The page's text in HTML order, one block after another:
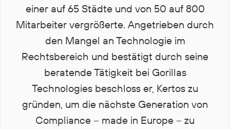
einer auf 65 Städte und von 50 auf 800
Mitarbeiter vergrößerte. Angetrieben durch
den Mangel an Technologie im
Rechtsbereich und bestätigt durch seine
beratende Tätigkeit bei Gorillas
Technologies beschloss er, Kertos zu
gründen, um die nächste Generation von
Compliance – made in Europe – zu